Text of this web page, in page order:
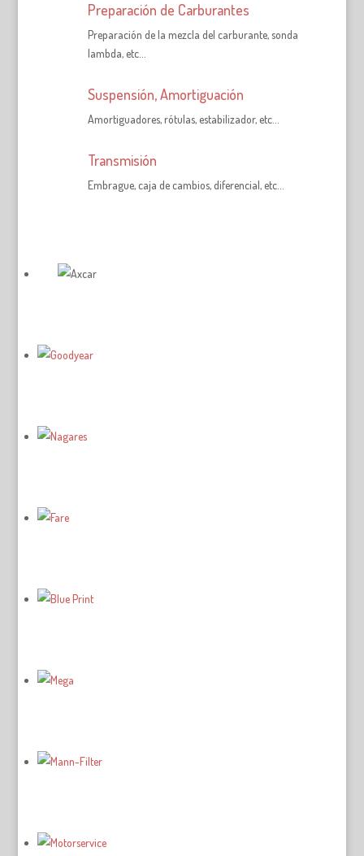
Preparación de Carburantes
Preparación de la mezcla del carburante, sonda
lambda, etc…
Suspensión, Amortiguación
Amortiguadores, rótulas, estabilizador, etc…
Transmisión
Embrague, caja de cambios, diferencial, etc…